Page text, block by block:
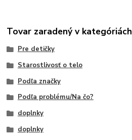
Tovar zaradený v kategóriách
Pre detičky
Starostlivosť o telo
Podľa značky
Podľa problému/Na čo?
doplnky
doplnky